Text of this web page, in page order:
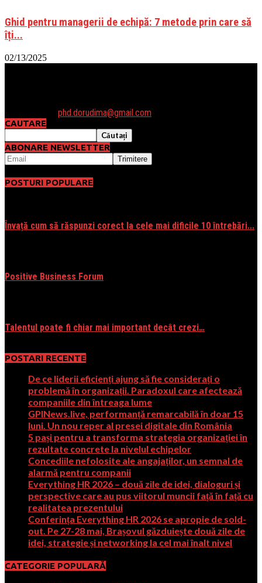
Ghid pentru managerii de echipă: 7 metode prin care să
îți...
02/13/2025
phd.dorudima@gmail.com
CAUTARE
ABONARE NEWSLETTER
POSTURI POPULARE
Învață cum să răspunzi corect la cele mai dificile 10 întrebări...
Positive Business Forum
Talentul poate fi chiar mai important decât crezi…
POSTARI RECENTE
De ce liderii eficienți ajung să fie considerați o
problemă în organizații. Paradoxul care afectează
companiile din întreaga lume
GPINews.live, performanță remarcabilă în doar 15
luni. Un nou reper al presei digitale din România
5 pași pentru a transforma strategia organizației în
rezultate concrete la nivelul echipelor
Concediile nefolosite ale angajaților, un semnal de
alarmă pentru companii
Everything HR 2026 – două zile de idei, dialoguri și
perspective care au pus viitorul muncii față în față cu
realitatea prezentului
Conferința Everything HR 2026 se apropie de sold-
out. Pe 27-28 mai, Brașovul găzduiește două zile de
idei, strategie și networking la cel mai înalt nivel
CATEGORIE POPULARĂ